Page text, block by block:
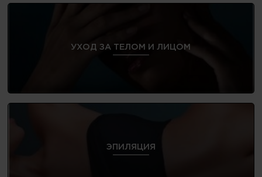
УХОД ЗА ТЕЛОМ И ЛИЦОМ
ЭПИЛЯЦИЯ